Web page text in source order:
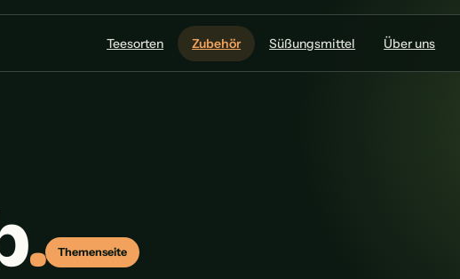
Teesorten Zubehör Süßungsmittel Über uns
. Themenseite